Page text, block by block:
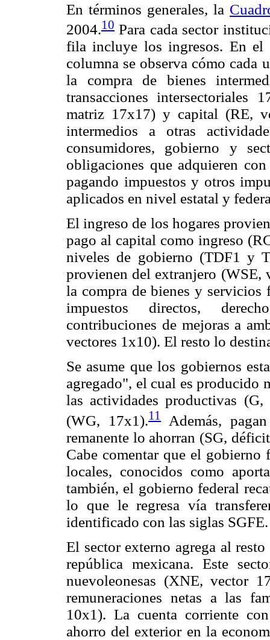
En términos generales, la
2004.10 Para cada sector
fila incluye los ingresos. En el
columna se observa cómo cada
la compra de bienes
transacciones
matriz 17x17) y capital (RE,
intermedios a otras
consumidores, gobierno y
obligaciones que adquieren
pagando impuestos y otros
aplicados en nivel estatal y
El ingreso de los hogares
pago al capital como ingreso
niveles de gobierno (TDF1 y
provienen del extranjero
la compra de bienes y
impuestos directos,
contribuciones de mejoras a
vectores 1x10). El resto lo
Se asume que los gobiernos
agregado", el cual es producido
las actividades productivas
(WG, 17x1).11Además,
remanente lo ahorran (SG,
Cabe comentar que el gobierno
locales, conocidos como
también, el gobierno federal
lo que le regresa vía
identificado con las siglas SGFE.
El sector externo agrega al
república mexicana. Este
nuevoleonesas (XNE, vector
remuneraciones netas a las
10x1). La cuenta corriente
ahorro del exterior en la